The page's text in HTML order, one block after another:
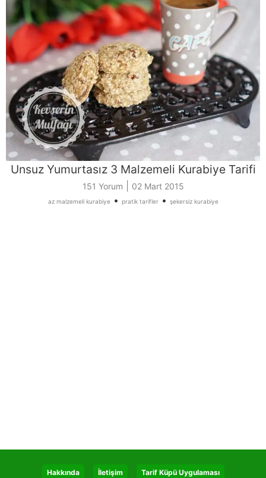
Unsuz Yumurtasız 3 Malzemeli Kurabiye Tarifi
151 Yorum 02 Mart 2015
az malzemeli kurabiye• pratik tarifler• şekersiz kurabiye
Hakkında İletişim Tarif Küpü Uygulaması